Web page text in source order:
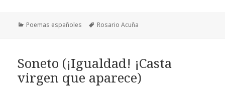
Categorías
Poemas españoles Etiquetas
Rosario Acuña
Soneto (¡Igualdad! ¡Casta
virgen que aparece)